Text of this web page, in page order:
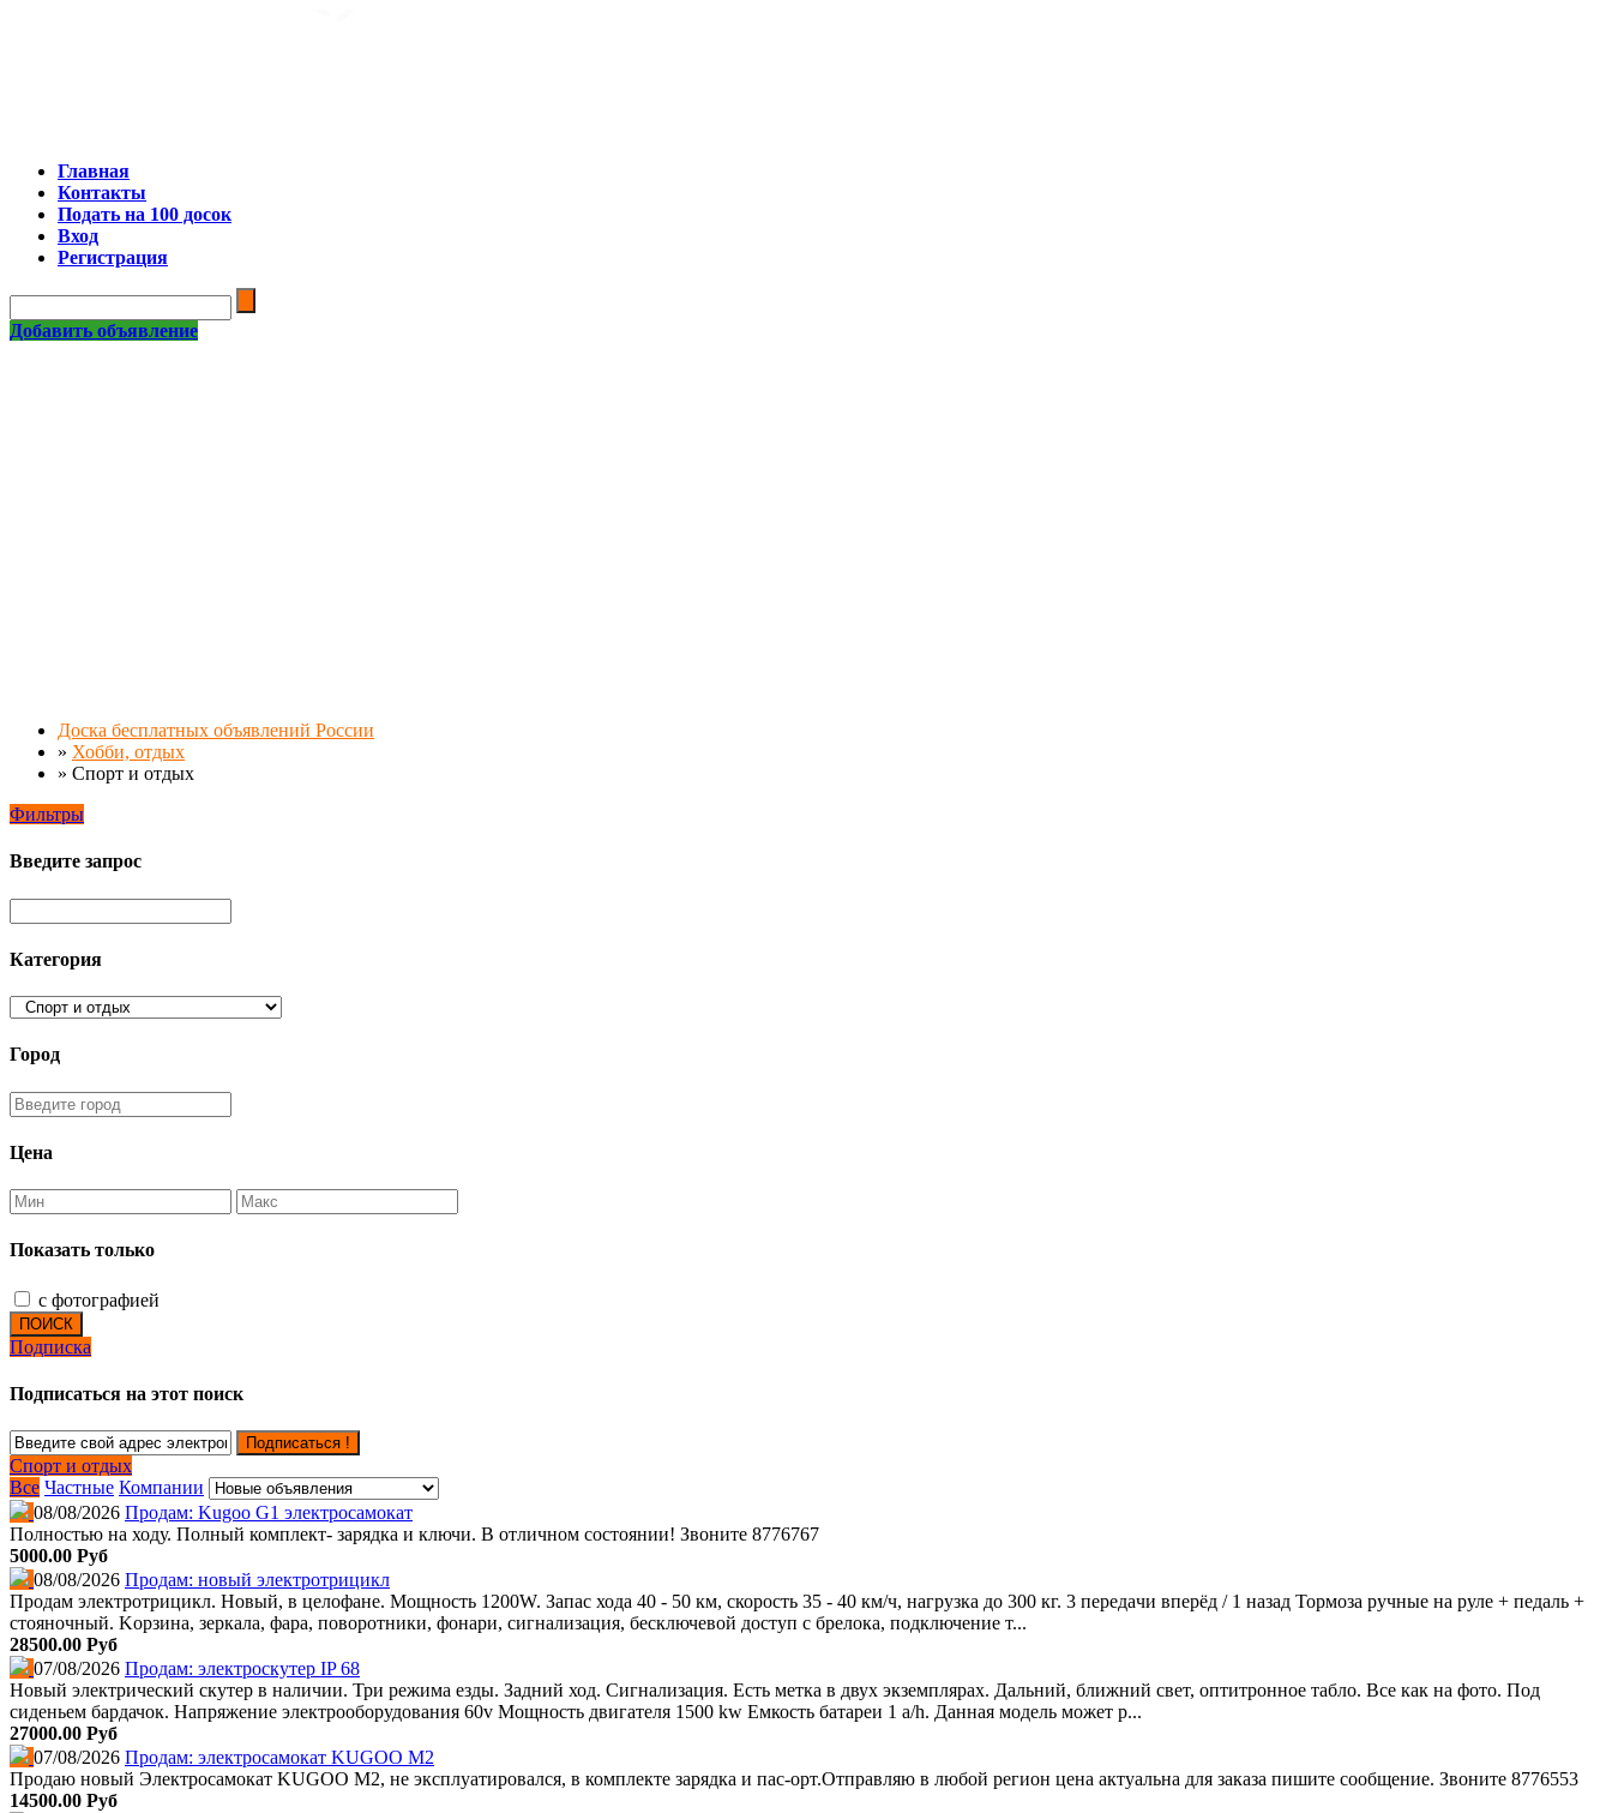
Главная
Контакты
Подать на 100 досок
Вход
Регистрация
Добавить объявление
Доска бесплатных объявлений России
» Хобби, отдых
» Спорт и отдых
Фильтры
Введите запрос
Категория
Город
Цена
Показать только
с фотографией
ПОИСК
Подписка
Подписаться на этот поиск
Подписаться !
Спорт и отдых
Все Частные Компании
08/08/2026 Продам: Kugoo G1 электросамокат
Полностью на ходу. Полный комплект- зарядка и ключи. В отличном состоянии! Звоните 8776767
5000.00 Руб
08/08/2026 Продам: новый электротрицикл
Продам электротрицикл. Новый, в целофане. Мощность 1200W. Запас хода 40 - 50 км, скорость 35 - 40 км/ч, нагрузка до 300 кг. 3 пеpедaчи вперёд / 1 назад Тормозa ручные на руле + педаль +
стояночный. Kоpзинa, зеркала, фара, поворотники, фонари, сигнализация, бесключевой доступ с брелока, подключение т...
28500.00 Руб
07/08/2026 Продам: электроскутер IP 68
Новый электрический скутер в наличии. Три режима езды. Задний ход. Сигнализация. Есть метка в двух экземплярах. Дальний, ближний свет, оптитронное табло. Все как на фото. Под
сиденьем бардачок. Напряжение электрооборудования 60v Мощность двигателя 1500 kw Емкость батареи 1 a/h. Данная модель может р...
27000.00 Руб
07/08/2026 Продам: электросамокат KUGOO M2
Продаю новый Электросамокат KUGOO M2, не эксплуатировался, в комплекте зарядка и пас-орт.Отправляю в любой регион цена актуальна для заказа пишите сообщение. Звоните 8776553
14500.00 Руб